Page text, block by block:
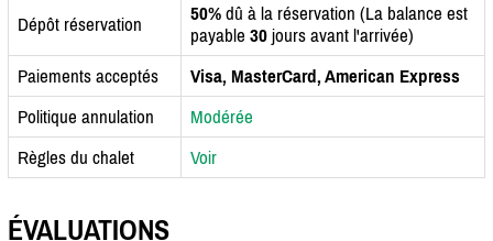
Dépôt réservation 50% dû à la réservation (La balance est
payable 30 jours avant l'arrivée)
Paiements acceptés
Visa, MasterCard, American Express
Politique annulation
Modérée
Règles du chalet
Voir
ÉVALUATIONS